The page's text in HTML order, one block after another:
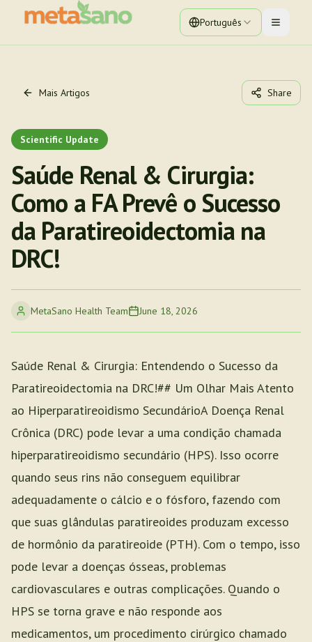
Português Toggle
Mais Artigos Share
Scientific Update
Saúde Renal & Cirurgia:
Como a FA Prevê o Sucesso
da Paratireoidectomia na
DRC!
MetaSano Health Team June 18, 2026
Saúde Renal & Cirurgia: Entendendo o Sucesso da
Paratireoidectomia na DRC!## Um Olhar Mais Atento
ao Hiperparatireoidismo SecundárioA Doença Renal
Crônica (DRC) pode levar a uma condição chamada
hiperparatireoidismo secundário (HPS). Isso ocorre
quando seus rins não conseguem equilibrar
adequadamente o cálcio e o fósforo, fazendo com
que suas glândulas paratireoides produzam excesso
de hormônio da paratireoide (PTH). Com o tempo, isso
pode levar a doenças ósseas, problemas
cardiovasculares e outras complicações. Quando o
HPS se torna grave e não responde aos
medicamentos, um procedimento cirúrgico chamado